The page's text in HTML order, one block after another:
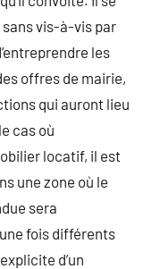
vis-à-vis par
les
offres de mairie,
qui auront lieu
cas où
locatif, il est
une zone où le
sera
fois différents
d’un